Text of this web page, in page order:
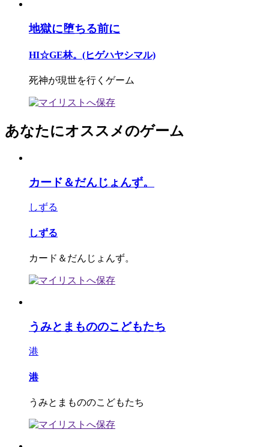
地獄に堕ちる前に
HI☆GE林。(ヒゲハヤシマル)
死神が現世を行くゲーム
あなたにオススメのゲーム
カード＆だんじょんず。
しずる
しずる
カード＆だんじょんず。
うみとまもののこどもたち
港
港
うみとまもののこどもたち